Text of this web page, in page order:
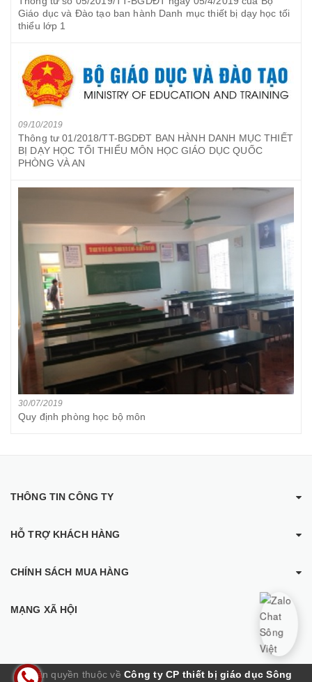
Giáo dục và Đào tạo ban hành Danh mục thiết bị dạy học tối
thiểu lớp 1
09/10/2019
Thông tư 01/2018/TT-BGDĐT BAN HÀNH DANH MỤC THIẾT
BỊ DẠY HỌC TỐI THIỂU MÔN HỌC GIÁO DỤC QUỐC
PHÒNG VÀ AN
30/07/2019
Quy định phòng học bộ môn
THÔNG TIN CÔNG TY
HỖ TRỢ KHÁCH HÀNG
CHÍNH SÁCH MUA HÀNG
MẠNG XÃ HỘI
© Bản quyền thuộc về Công ty CP thiết bị giáo dục Sông